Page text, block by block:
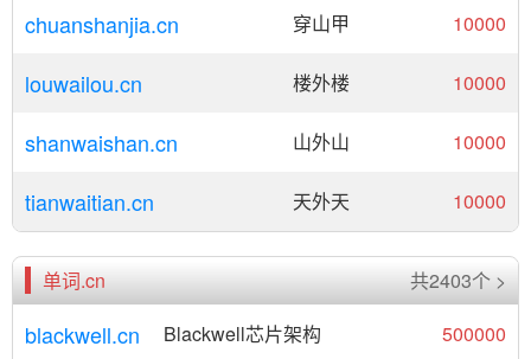
chuanshanjia.cn 穿山甲 10000
louwailou.cn 楼外楼 10000
shanwaishan.cn 山外山 10000
tianwaitian.cn 天外天 10000
单词.cn 共2403个 >
blackwell.cn Blackwell芯片架构 500000